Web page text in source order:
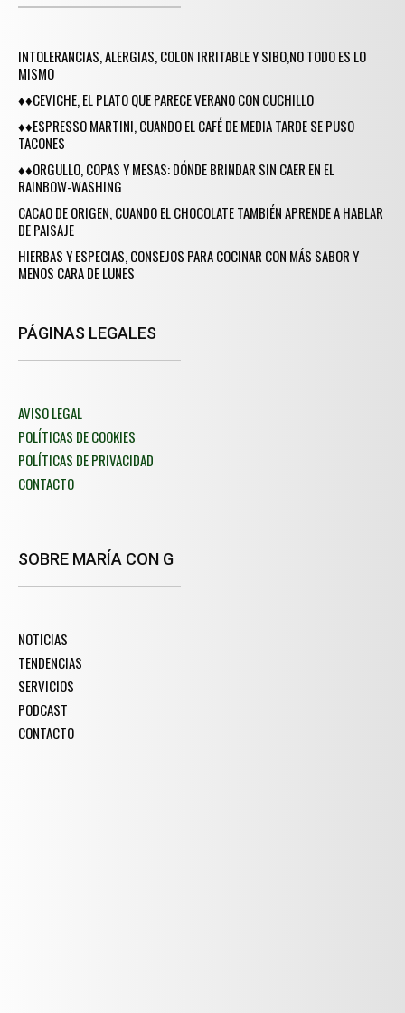
INTOLERANCIAS, ALERGIAS, COLON IRRITABLE Y SIBO,NO TODO ES LO
MISMO
♦♦CEVICHE, EL PLATO QUE PARECE VERANO CON CUCHILLO
♦♦ESPRESSO MARTINI, CUANDO EL CAFÉ DE MEDIA TARDE SE PUSO
TACONES
♦♦ORGULLO, COPAS Y MESAS: DÓNDE BRINDAR SIN CAER EN EL
RAINBOW-WASHING
CACAO DE ORIGEN, CUANDO EL CHOCOLATE TAMBIÉN APRENDE A HABLAR
DE PAISAJE
HIERBAS Y ESPECIAS, CONSEJOS PARA COCINAR CON MÁS SABOR Y
MENOS CARA DE LUNES
PÁGINAS LEGALES
AVISO LEGAL
POLÍTICAS DE COOKIES
POLÍTICAS DE PRIVACIDAD
CONTACTO
SOBRE MARÍA CON G
NOTICIAS
TENDENCIAS
SERVICIOS
PODCAST
CONTACTO